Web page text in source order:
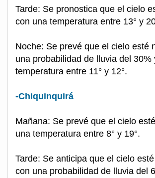
Tarde: Se pronostica que el cielo
con una temperatura entre 13° y
Noche: Se prevé que el cielo esté
una probabilidad de lluvia del 30%
temperatura entre 11° y 12°.
-Chiquinquirá
Mañana: Se prevé que el cielo
una temperatura entre 8° y 19°.
Tarde: Se anticipa que el cielo
con una probabilidad de lluvia del